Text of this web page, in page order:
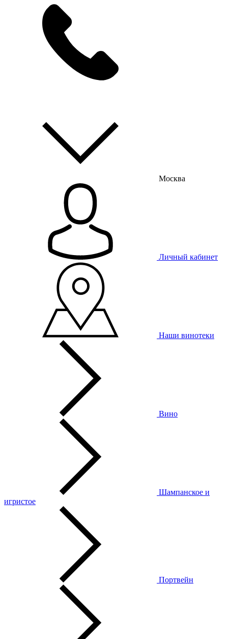
Москва
Личный кабинет
Наши винотеки
Вино
Шампанское и
игристое
Портвейн